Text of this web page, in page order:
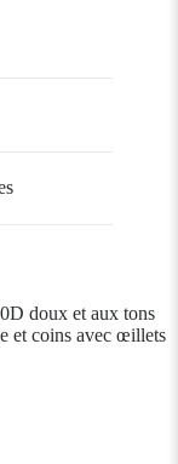
doux et aux tons
et coins avec œillets